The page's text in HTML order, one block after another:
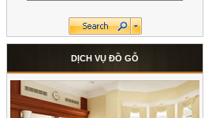
DỊCH VỤ ĐỒ GỖ